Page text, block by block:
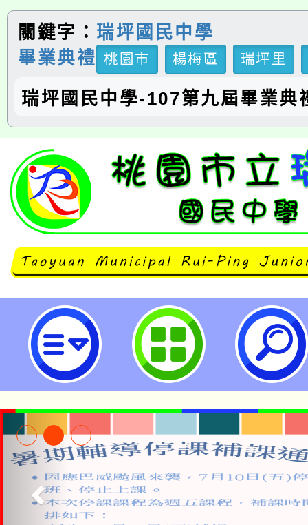
關鍵字： 瑞坪國民中學
畢業典禮 桃園市 楊梅區 瑞坪里
瑞坪國民中學-107第九屆畢業典
neilrpjhstyc網站設計者：徐嘉